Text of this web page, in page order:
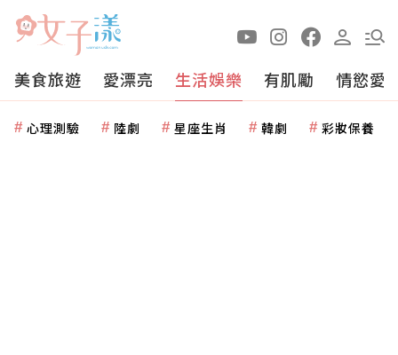
美食旅遊 愛漂亮 生活娛樂 有肌勵 情慾愛
心理測驗 陸劇 星座生肖 韓劇 彩妝保養